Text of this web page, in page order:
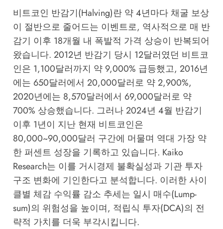
비트코인 반감기(Halving)란 약 4년마다 채굴 보상
이 절반으로 줄어드는 이벤트로, 역사적으로 매 반
감기 이후 18개월 내 폭발적 가격 상승이 반복되어
왔습니다. 2012년 반감기 당시 12달러였던 비트코
인은 1,100달러까지 약 9,000% 급등했고, 2016년
에는 650달러에서 20,000달러로 약 2,900%,
2020년에는 8,570달러에서 69,000달러로 약
700% 상승했습니다. 그러나 2024년 4월 반감기
이후 1년이 지난 현재 비트코인은
80,000~90,000달러 구간에 머물며 역대 가장 약
한 퍼센트 성장을 기록하고 있습니다. Kaiko
Research는 이를 거시경제 불확실성과 기관 투자
구조 변화에 기인한다고 분석합니다. 이러한 사이
클별 체감 수익률 감소 추세는 일시 매수(Lump-
sum)의 위험성을 높이며, 적립식 투자(DCA)의 전
략적 가치를 더욱 부각시킵니다.